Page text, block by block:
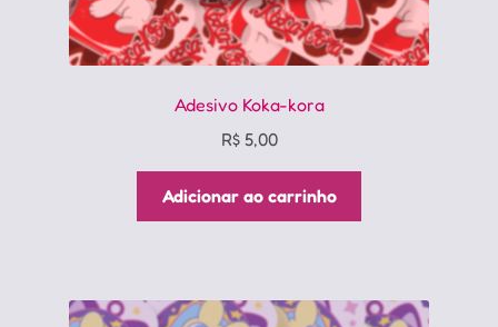
Adesivo Koka-kora
R$5,00
Adicionar ao carrinho